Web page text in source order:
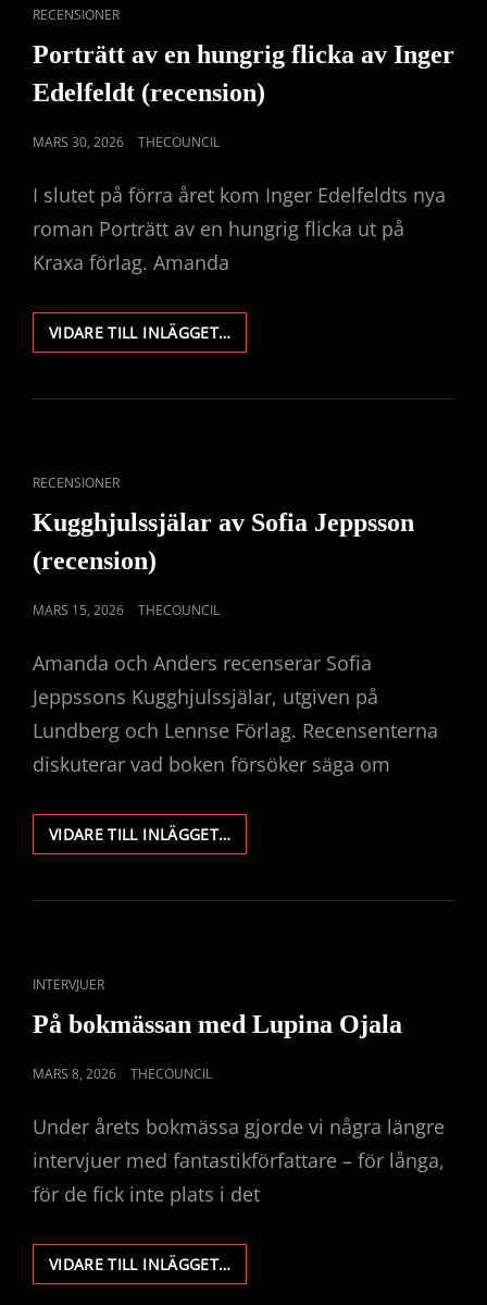
CAT
LINKS
RECENSIONER
Porträtt av en hungrig flicka av Inger
Edelfeldt (recension)
PUBLICERAT
MARS 30, 2026 THECOUNCIL
I slutet på förra året kom Inger Edelfeldts nya
roman Porträtt av en hungrig flicka ut på
Kraxa förlag. Amanda
VIDARE TILL INLÄGGET…PORTRÄTT
AV
HUNGRIG
(RECENSION)
CAT
LINKS
RECENSIONER
Kugghjulssjälar av Sofia Jeppsson
(recension)
PUBLICERAT
MARS 15, 2026 THECOUNCIL
Amanda och Anders recenserar Sofia
Jeppssons Kugghjulssjälar, utgiven på
Lundberg och Lennse Förlag. Recensenterna
diskuterar vad boken försöker säga om
VIDARE TILL INLÄGGET…KUGGHJULSSJÄLAR
AV
JEPPSSON
CAT
LINKS
INTERVJUER
På bokmässan med Lupina Ojala
PUBLICERAT
MARS 8, 2026 THECOUNCIL
Under årets bokmässa gjorde vi några längre
intervjuer med fantastikförfattare – för långa,
för de fick inte plats i det
VIDARE TILL INLÄGGET…PÅ
BOKMÄSSAN